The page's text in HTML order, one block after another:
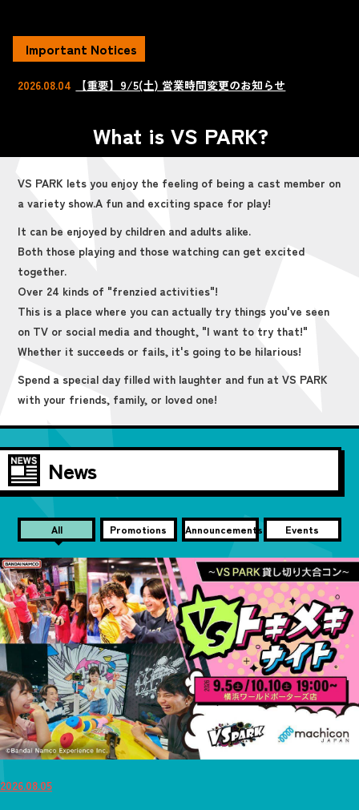
Important Notices
2026.08.04 【重要】9/5(土) 営業時間変更のお知らせ
What is VS PARK?
VS PARK lets you enjoy the feeling of being a cast member on
a variety show.A fun and exciting space for play!
It can be enjoyed by children and adults alike.
Both those playing and those watching can get excited
together.
Over 24 kinds of "frenzied activities"!
This is a place where you can actually try things you've seen
on TV or social media and thought, "I want to try that!"
Whether it succeeds or fails, it's going to be hilarious!
Spend a special day filled with laughter and fun at VS PARK
with your friends, family, or loved one!
News
All Promotions Announcements Events
2026.08.05